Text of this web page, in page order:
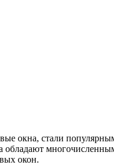
окна, стали
окон.